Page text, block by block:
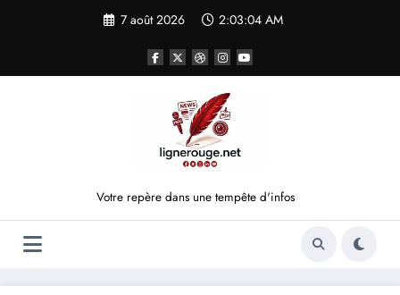
7 août 2026 2:03:04 AM
Votre repère dans une tempête d'infos